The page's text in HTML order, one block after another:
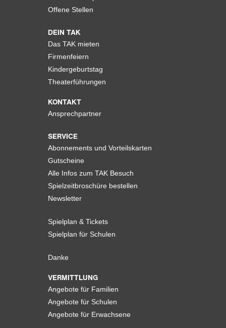
Offene Stellen
DEIN TAK
Das TAK mieten
Firmenfeiern
Kindergeburtstag
Theaterführungen
KONTAKT
Ansprechpartner
SERVICE
Abonnements und Vorteilskarten
Gutscheine
Alle Infos zum TAK Besuch
Spielzeitbroschüre bestellen
Newsletter
Spielplan & Tickets
Spielplan für Schulen
Danke
VERMITTLUNG
Angebote für Familien
Angebote für Schulen
Angebote für Erwachsene